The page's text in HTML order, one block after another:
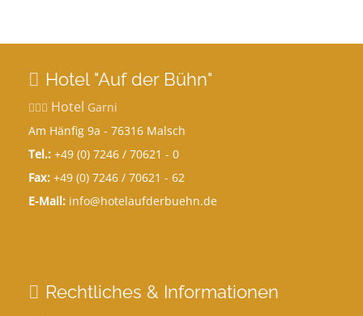
Hotel "Auf der Bühn"
Hotel Garni
Am Hänfig 9a - 76316 Malsch
Tel.: +49 (0) 7246 / 70621 - 0
Fax: +49 (0) 7246 / 70621 - 62
E-Mail: info@hotelaufderbuehn.de
Rechtliches & Informationen